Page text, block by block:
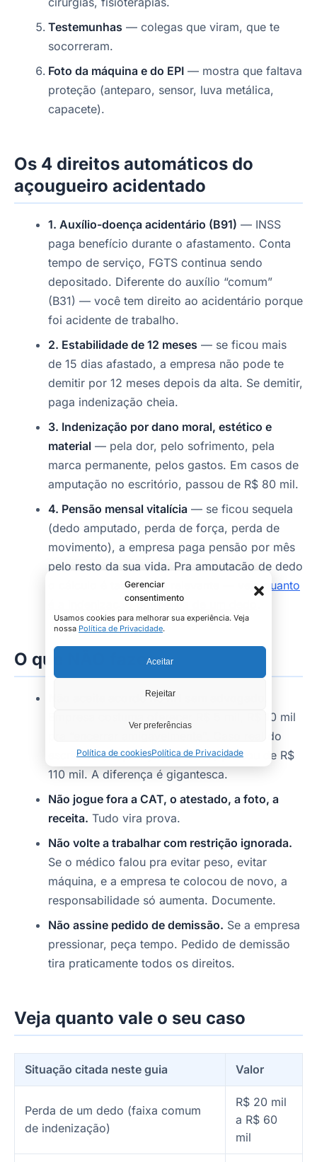
Gerenciar
consentimento
Usamos cookies para melhorar sua experiência. Veja
nossa Política de Privacidade.
Aceitar
Rejeitar
Ver preferências
Política de cookiesPolítica de Privacidade
Testemunhas — colegas que viram, que te
socorreram.
Foto da máquina e do EPI — mostra que faltava
proteção (anteparo, sensor, luva metálica,
capacete).
Os 4 direitos automáticos do
açougueiro acidentado
1. Auxílio-doença acidentário (B91) — INSS
paga benefício durante o afastamento. Conta
tempo de serviço, FGTS continua sendo
depositado. Diferente do auxílio “comum”
(B31) — você tem direito ao acidentário porque
foi acidente de trabalho.
2. Estabilidade de 12 meses — se ficou mais
de 15 dias afastado, a empresa não pode te
demitir por 12 meses depois da alta. Se demitir,
paga indenização cheia.
3. Indenização por dano moral, estético e
material — pela dor, pelo sofrimento, pela
marca permanente, pelos gastos. Em casos de
amputação no escritório, passou de R$ 80 mil.
4. Pensão mensal vitalícia — se ficou sequela
(dedo amputado, perda de força, perda de
movimento), a empresa paga pensão por mês
pelo resto da sua vida. Pra amputação de dedo
o cálculo é tabelado e relevante — vejaquanto
é a indenização por perda de um dedo
O que NÃO fazer
Não aceite acordo no RH sem advogado.
Empresa costuma oferecer R$ 5 mil, R$ 10 mil
pra “encerrar amigavelmente”. Caso real do
escritório (amputação de dedo) passou de R$
110 mil. A diferença é gigantesca.
Não jogue fora a CAT, o atestado, a foto, a
receita. Tudo vira prova.
Não volte a trabalhar com restrição ignorada.
Se o médico falou pra evitar peso, evitar
máquina, e a empresa te colocou de novo, a
responsabilidade só aumenta. Documente.
Não assine pedido de demissão. Se a empresa
pressionar, peça tempo. Pedido de demissão
tira praticamente todos os direitos.
Veja quanto vale o seu caso
Situação citada neste guia Valor
Perda de um dedo (faixa comum
de indenização)
R$ 20 mil
a R$ 60
mil